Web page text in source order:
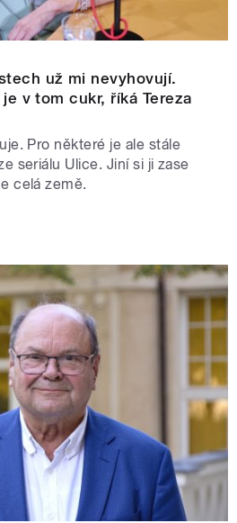
už mi nevyhovují.
v tom cukr, říká Tereza
Pro některé je ale stále
seriálu Ulice. Jiní si ji zase
celá země.